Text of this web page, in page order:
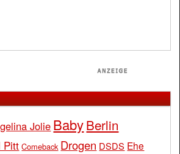
Jolie BabyBerlin
Pitt Comeback Drogen DSDS Ehe